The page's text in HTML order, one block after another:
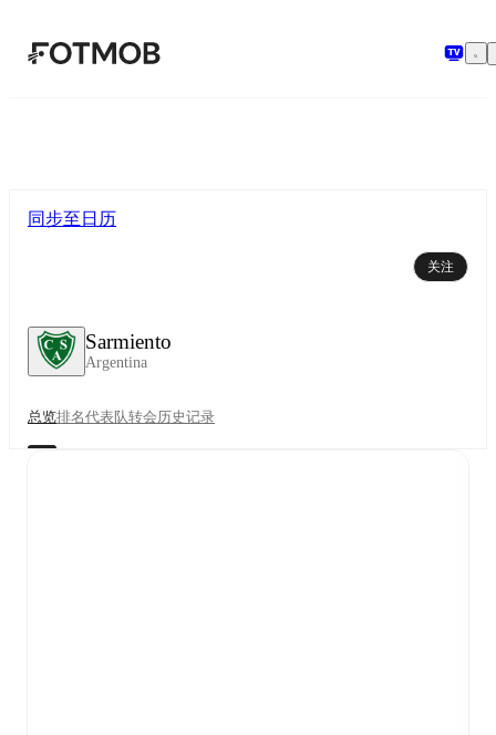
跳转到主要内容
Sarmiento
Argentina
同步至日历
关注
总览排名代表队转会历史记录